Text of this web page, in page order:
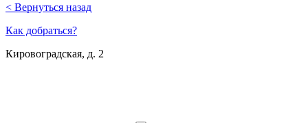
< Вернуться назад
Как добраться?
Кировоградская, д. 2